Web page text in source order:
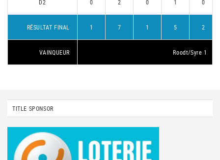
D2 0 2 0 1 0
RÉSULTAT FINAL 1 7 1 5 2
VAINQUEUR Roodt/Syre 1
TITLE SPONSOR